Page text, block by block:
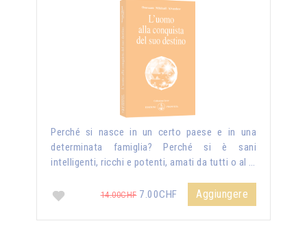
Perché si nasce in un certo paese e in una
determinata famiglia? Perché si è sani
intelligenti, ricchi e potenti, amati da tutti o al …
14.00CHF7.00CHF Aggiungere